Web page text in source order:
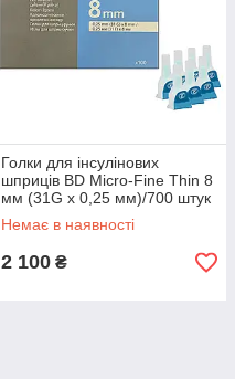
Голки для інсулінових
шприців BD Micro-Fine Thin 8
мм (31G x 0,25 мм)/700 штук
Немає в наявності
2 100 ₴